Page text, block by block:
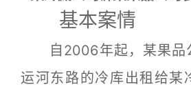
基本案情
自2006年起，某果品
运河东路的冷库出租给某